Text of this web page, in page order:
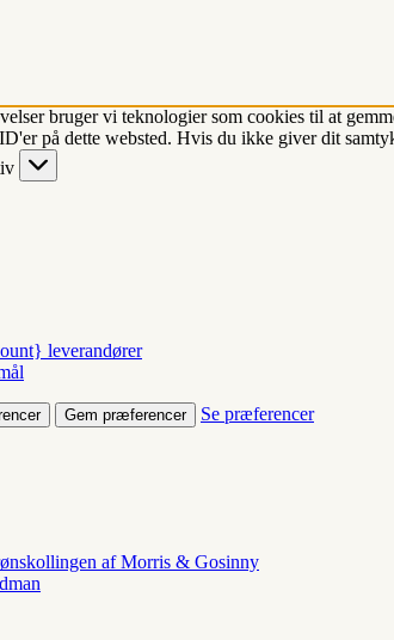
bruger vi teknologier som cookies til at
på dette websted. Hvis du ikke giver dit
leverandører
Gem præferencer Se præferencer
af Morris & Gosinny